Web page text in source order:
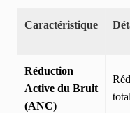
Caractéristique
Réduction
Active du Bruit
(ANC)